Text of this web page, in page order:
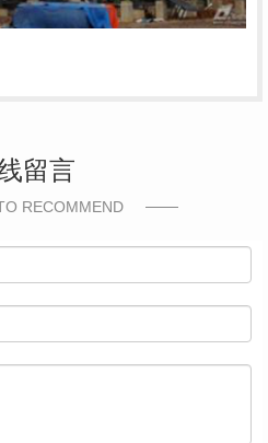
留言
RECOMMEND